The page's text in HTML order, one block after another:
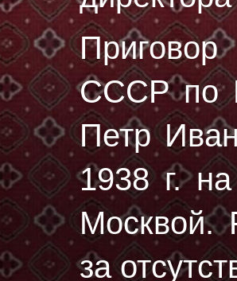
СССР по
Петр
1938 г.на
Москвой.
за